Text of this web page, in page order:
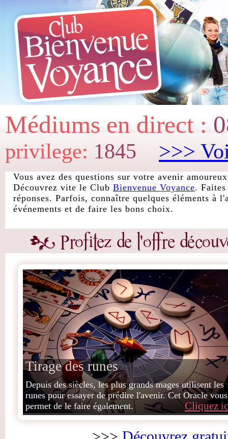
Médiums en direct :
privilege: 1845 >>>
Vous avez des questions sur votre avenir
Découvrez vite le Club Bienvenue Voyance.
réponses. Parfois, connaître quelques éléments à
événements et de faire les bons choix.
Tirage des runes
Cliquez
Depuis des siècles, les plus grands mages utilisent les
runes pour essayer de prédire l'avenir. Cet Oracle vous
permet de le faire également.